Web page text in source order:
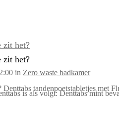
zit het?
zit het?
in Zero waste badkamer
Denttabs tandenpoetstabletjes
is als volgt: Denttabs mint